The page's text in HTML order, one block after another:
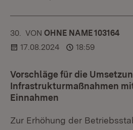
30. KOMMENTAR
VON :OHNE NAME 103164
17.08.2024
18:59
Vorschläge für die
Infrastrukturmaßnahmen
Einnahmen
Zur Erhöhung der